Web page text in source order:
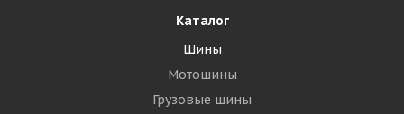
Каталог
Шины
Мотошины
Грузовые шины